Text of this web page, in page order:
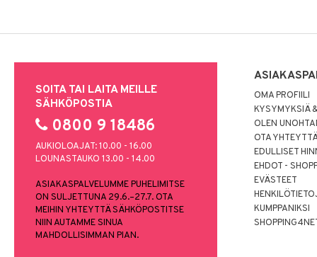
SOITA TAI LAITA MEILLE
SÄHKÖPOSTIA
0800 9 18486
AUKIOLOAJAT: 10.00 - 16.00
LOUNASTAUKO 13.00 - 14.00
ASIAKASPALVELUMME PUHELIMITSE
ON SULJETTUNA 29.6.–27.7. OTA
MEIHIN YHTEYTTÄ SÄHKÖPOSTITSE
NIIN AUTAMME SINUA
MAHDOLLISIMMAN PIAN.
OMA PROFIILI
KYSYMYKSIÄ
OLEN
OTA
EDULLISET
EHDOT -
EVÄSTEET
KUMPPANIKSI